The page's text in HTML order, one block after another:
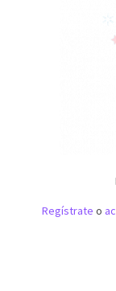
Regístrate o